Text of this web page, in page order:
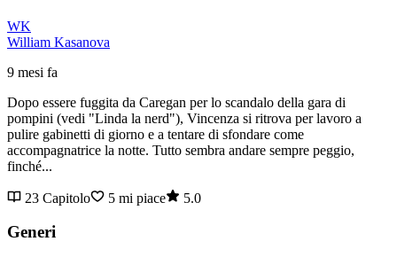
WK
William Kasanova
9 mesi fa
Dopo essere fuggita da Caregan per lo scandalo della gara di
pompini (vedi "Linda la nerd"), Vincenza si ritrova per lavoro a
pulire gabinetti di giorno e a tentare di sfondare come
accompagnatrice la notte. Tutto sembra andare sempre peggio,
finché...
23 Capitolo 5 mi piace 5.0
Generi